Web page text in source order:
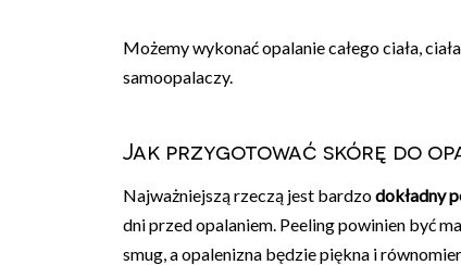
Możemy wykonać opalanie całego ciała,
samoopalaczy.
Jak przygotować skórę do
Najważniejszą rzeczą jest bardzodokładny
dni przed opalaniem. Peeling powinien być
smug, a opalenizna będzie piękna i